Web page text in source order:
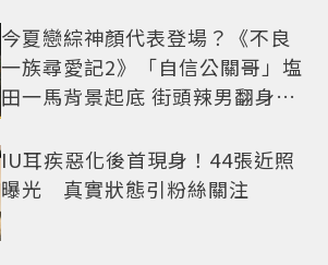
今夏戀綜神顏代表登場？《不良
一族尋愛記2》「自信公關哥」塩
田一馬背景起底 街頭辣男翻身當
IU耳疾惡化後首現身！44張近照
曝光 真實狀態引粉絲關注